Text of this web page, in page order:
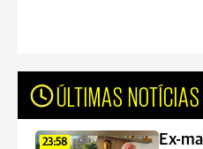
ÚLTIMAS NOTÍCIAS
23:58
Ex-